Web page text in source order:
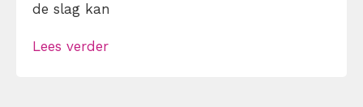
de slag kan
Lees verder